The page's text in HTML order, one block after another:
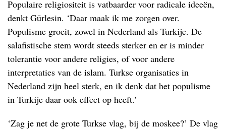
Populaire religiositeit is vatbaarder voor radicale ideeën,
denkt Gürlesin. ‘Daar maak ik me zorgen over.
Populisme groeit, zowel in Nederland als Turkije. De
salafistische stem wordt steeds sterker en er is minder
tolerantie voor andere religies, of voor andere
interpretaties van de islam. Turkse organisaties in
Nederland zijn heel sterk, en ik denk dat het populisme
in Turkije daar ook effect op heeft.’
‘Zag je net de grote Turkse vlag, bij de moskee?’ De vlag